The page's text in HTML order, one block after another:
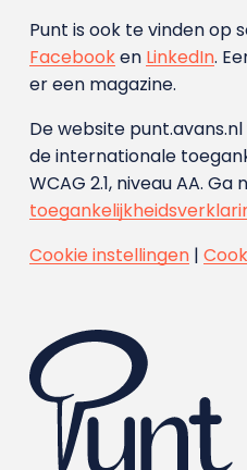
Punt is ook te vinden op
Facebooken LinkedIn.
er een magazine.
De website
de internationale
WCAG 2.1, niveau AA. Ga
Cookie instellingen|